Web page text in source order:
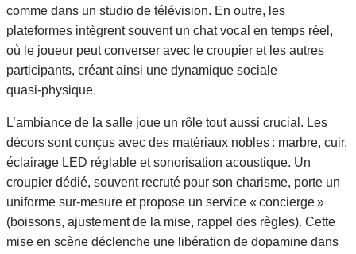
comme dans un studio de télévision. En outre, les
plateformes intègrent souvent un chat vocal en temps réel,
où le joueur peut converser avec le croupier et les autres
participants, créant ainsi une dynamique sociale
quasi‑physique.
L’ambiance de la salle joue un rôle tout aussi crucial. Les
décors sont conçus avec des matériaux nobles : marbre, cuir,
éclairage LED réglable et sonorisation acoustique. Un
croupier dédié, souvent recruté pour son charisme, porte un
uniforme sur‑mesure et propose un service « concierge »
(boissons, ajustement de la mise, rappel des règles). Cette
mise en scène déclenche une libération de dopamine dans